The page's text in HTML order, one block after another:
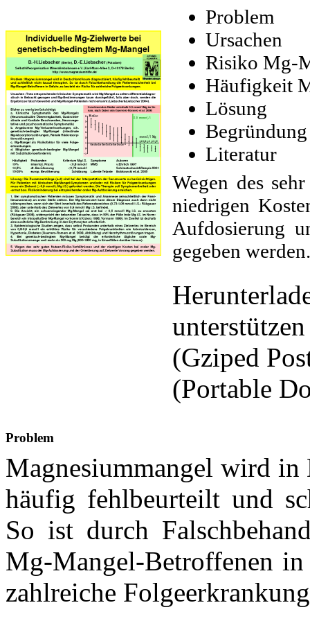
Problem
Ursachen
Risiko Mg-
Häufigkeit
Lösung
Begründung
Literatur
Wegen des
niedrigen
Aufdosierung
gegeben werden.
(Gziped
(Portable
Problem
Magnesiummangel wird in
häufig fehlbeurteilt und
So ist durch
Mg-Mangel-Betroffenen
zahlreiche